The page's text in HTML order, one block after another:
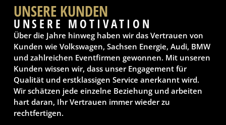
UNSERE KUNDEN
UNSERE MOTIVATION
Über die Jahre hinweg haben wir das Vertrauen von
Kunden wie Volkswagen, Sachsen Energie, Audi, BMW
und zahlreichen Eventfirmen gewonnen. Mit unseren
Kunden wissen wir, dass unser Engagement für
Qualität und erstklassigen Service anerkannt wird.
Wir schätzen jede einzelne Beziehung und arbeiten
hart daran, Ihr Vertrauen immer wieder zu
rechtfertigen.